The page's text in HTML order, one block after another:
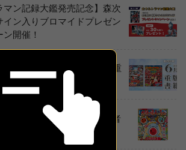
マン記録大鑑発売記念】森次
イン入りブロマイドプレゼン
開催！
史がこの一冊に！ ６月の重
ーズの超百科です
』即上達！ 世界大会優勝者
ツ《実践編》